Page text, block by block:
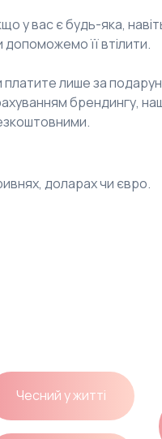
у вас є будь-яка,
допоможемо її втілити.
платите лише за
брендингу,
доларах чи євро.
Чесний у житті